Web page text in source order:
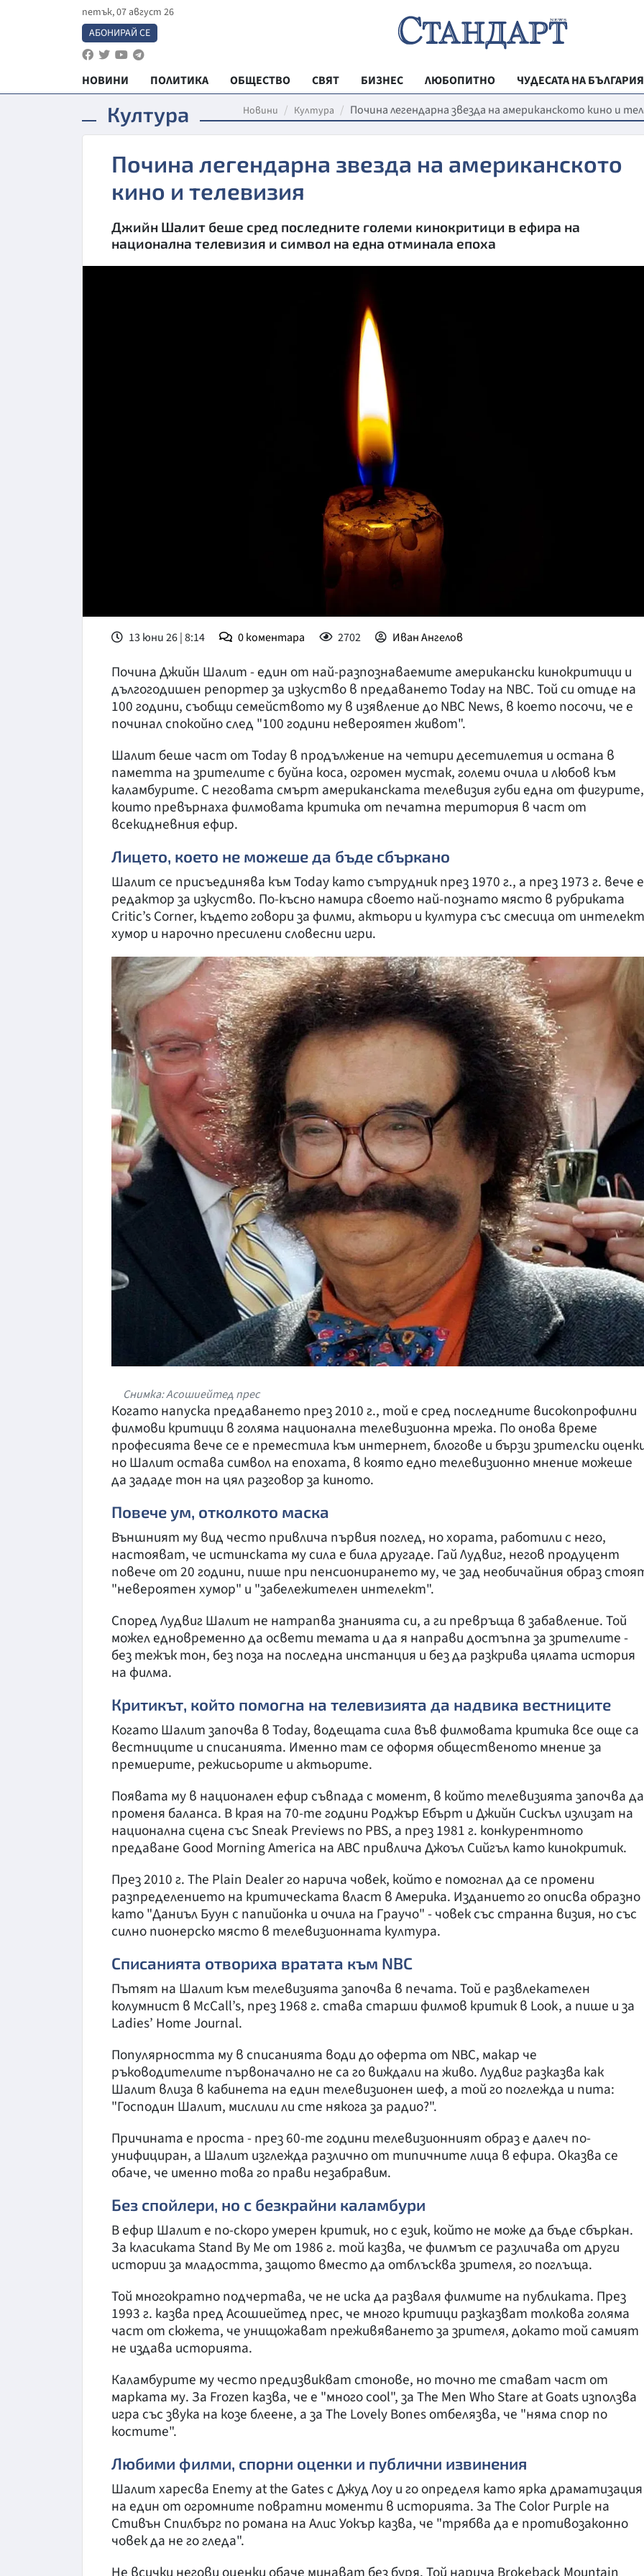
петък, 07 август 26
АБОНИРАЙ СЕ
НОВИНИ ПОЛИТИКА ОБЩЕСТВО СВЯТ БИЗНЕС ЛЮБОПИТНО
ЧУДЕСАТА НА БЪЛГАРИЯ
РЕГИОНАЛНИ
ВЕСТНИК
МЛАДЕЖКА
ТЕХНОЛОГИИ
Култура Новини Култура Почина легендарна звезда на американското кино и
Почина легендарна звезда на американското
кино и телевизия
Джийн Шалит беше сред последните големи кинокритици в ефира на
национална телевизия и символ на една отминала епоха
13 юни 26 | 8:14 0коментара 2702 Иван Ангелов
Почина Джийн Шалит - един от най-разпознаваемите американски кинокритици и
дългогодишен репортер за изкуство в предаването Today на NBC. Той си отиде на
100 години, съобщи семейството му в изявление до NBC News, в което посочи, че е
починал спокойно след "100 години невероятен живот".
Шалит беше част от Today в продължение на четири десетилетия и остана в
паметта на зрителите с буйна коса, огромен мустак, големи очила и любов към
каламбурите. С неговата смърт американската телевизия губи една от фигурите,
които превърнаха филмовата критика от печатна територия в част от
всекидневния ефир.
Лицето, което не можеше да бъде сбъркано
Шалит се присъединява към Today като сътрудник през 1970 г., а през 1973 г. вече е
редактор за изкуство. По-късно намира своето най-познато място в рубриката
Critic’s Corner, където говори за филми, актьори и култура със смесица от
хумор и нарочно пресилени словесни игри.
Снимка: Асошиейтед прес
Когато напуска предаването през 2010 г., той е сред последните високопрофилни
филмови критици в голяма национална телевизионна мрежа. По онова време
професията вече се е преместила към интернет, блогове и бързи зрителски
но Шалит остава символ на епохата, в която едно телевизионно мнение можеше
да зададе тон на цял разговор за киното.
Повече ум, отколкото маска
Външният му вид често привлича първия поглед, но хората, работили с него,
настояват, че истинската му сила е била другаде. Гай Лудвиг, негов продуцент
повече от 20 години, пише при пенсионирането му, че зад необичайния образ
"невероятен хумор" и "забележителен интелект".
Според Лудвиг Шалит не натрапва знанията си, а ги превръща в забавление. Той
можел едновременно да освети темата и да я направи достъпна за зрителите -
без тежък тон, без поза на последна инстанция и без да разкрива цялата история
на филма.
Критикът, който помогна на телевизията да надвика вестниците
Когато Шалит започва в Today, водещата сила във филмовата критика все още са
вестниците и списанията. Именно там се оформя общественото мнение за
премиерите, режисьорите и актьорите.
Появата му в национален ефир съвпада с момент, в който телевизията започва да
променя баланса. В края на 70-те години Роджър Ебърт и Джийн Сискъл излизат на
национална сцена със Sneak Previews по PBS, а през 1981 г. конкурентното
предаване Good Morning America на ABC привлича Джоъл Сийгъл като кинокритик.
През 2010 г. The Plain Dealer го нарича човек, който е помогнал да се промени
разпределението на критическата власт в Америка. Изданието го описва образно
като "Даниъл Буун с папийонка и очила на Граучо" - човек със странна визия, но със
силно пионерско място в телевизионната култура.
Списанията отвориха вратата към NBC
Пътят на Шалит към телевизията започва в печата. Той е развлекателен
колумнист в McCall’s, през 1968 г. става старши филмов критик в Look, а пише и за
Ladies’ Home Journal.
Популярността му в списанията води до оферта от NBC, макар че
ръководителите първоначално не са го виждали на живо. Лудвиг разказва как
Шалит влиза в кабинета на един телевизионен шеф, а той го поглежда и пита:
"Господин Шалит, мислили ли сте някога за радио?".
Причината е проста - през 60-те години телевизионният образ е далеч по-
унифициран, а Шалит изглежда различно от типичните лица в ефира. Оказва се
обаче, че именно това го прави незабравим.
Без спойлери, но с безкрайни каламбури
В ефир Шалит е по-скоро умерен критик, но с език, който не може да бъде сбъркан.
За класиката Stand By Me от 1986 г. той казва, че филмът се различава от други
истории за младостта, защото вместо да отблъсква зрителя, го поглъща.
Той многократно подчертава, че не иска да разваля филмите на публиката. През
1993 г. казва пред Асошиейтед прес, че много критици разказват толкова голяма
част от сюжета, че унищожават преживяването за зрителя, докато той самият
не издава историята.
Каламбурите му често предизвикват стонове, но точно те стават част от
марката му. За Frozen казва, че е "много cool", за The Men Who Stare at Goats използва
игра със звука на козе блеене, а за The Lovely Bones отбелязва, че "няма спор по
костите".
Любими филми, спорни оценки и публични извинения
Шалит харесва Enemy at the Gates с Джуд Лоу и го определя като ярка драматизация
на един от огромните повратни моменти в историята. За The Color Purple на
Стивън Спилбърг по романа на Алис Уокър казва, че "трябва да е противозаконно
човек да не го гледа".